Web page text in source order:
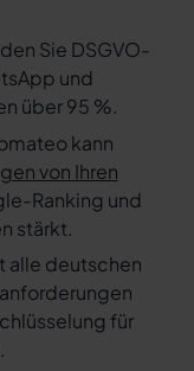
Sie DSGVO-
und
über 95 %.
kann
von Ihren
Ranking und
stärkt.
alle deutschen
für